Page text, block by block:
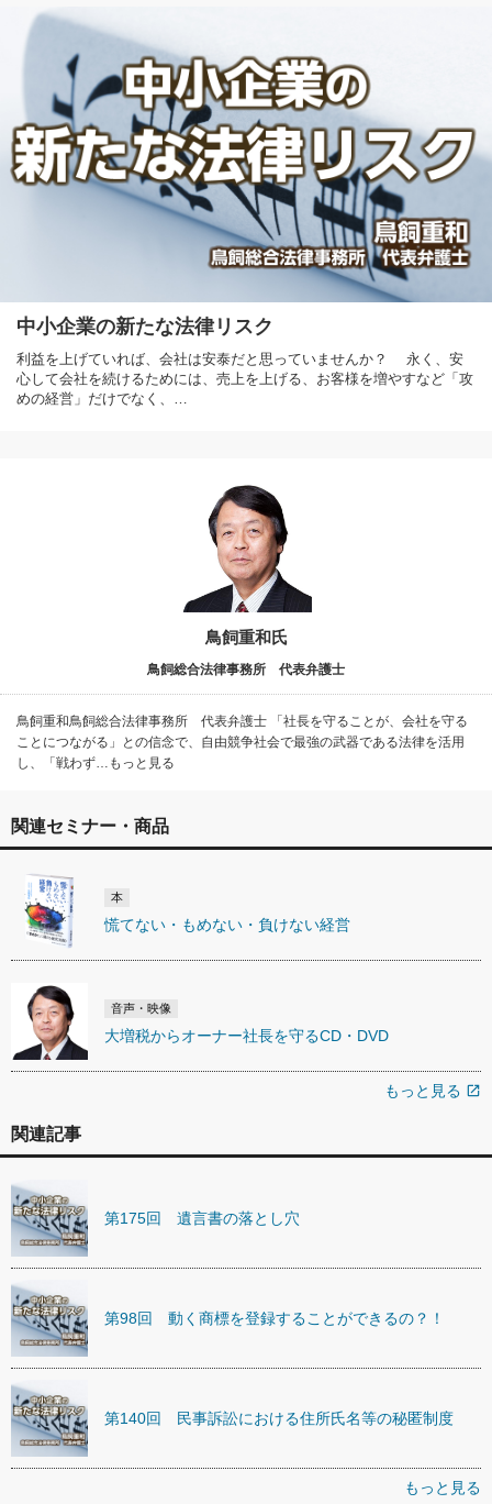
中小企業の新たな法律リスク
利益を上げていれば、会社は安泰だと思っていませんか？ 永く、安
心して会社を続けるためには、売上を上げる、お客様を増やすなど「攻
めの経営」だけでなく、…
鳥飼重和氏
鳥飼総合法律事務所 代表弁護士
鳥飼重和鳥飼総合法律事務所 代表弁護士 「社長を守ることが、会社を守る
ことにつながる」との信念で、自由競争社会で最強の武器である法律を活用
し、「戦わず…もっと見る
関連セミナー・商品
本
慌てない・もめない・負けない経営
音声・映像
大増税からオーナー社長を守るCD・DVD
もっと見る open_in_new
関連記事
第175回 遺言書の落とし穴
第98回 動く商標を登録することができるの？！
第140回 民事訴訟における住所氏名等の秘匿制度
もっと見る